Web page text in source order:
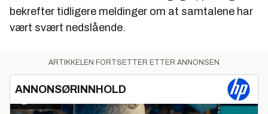
bekrefter tidligere meldinger om at samtalene har
vært svært nedslående.
ARTIKKELEN FORTSETTER ETTER ANNONSEN
ANNONSØRINNHOLD